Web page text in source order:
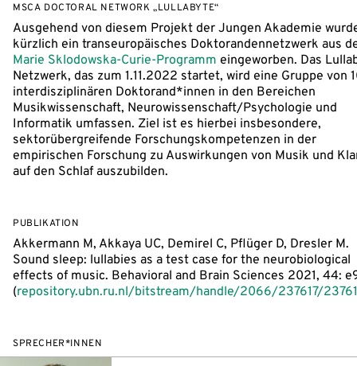
MSCA DOCTORAL NETWORK „LULLABYTE“
Ausgehend von diesem Projekt der Jungen Akademie
kürzlich ein transeuropäisches Doktorandennetzwerk aus
Marie Sklodowska-Curie-Programm eingeworben. Das
Netzwerk, das zum 1.11.2022 startet, wird eine Gruppe von
interdisziplinären Doktorand*innen in den Bereichen
Musikwissenschaft, Neurowissenschaft/Psychologie und
Informatik umfassen. Ziel ist es hierbei insbesondere,
sektorübergreifende Forschungskompetenzen in der
empirischen Forschung zu Auswirkungen von Musik und
auf den Schlaf auszubilden.
PUBLIKATION
Akkermann M, Akkaya UC, Demirel C, Pflüger D, Dresler M.
Sound sleep: lullabies as a test case for the neurobiological
effects of music. Behavioral and Brain Sciences 2021, 44:
(repository.ubn.ru.nl/bitstream/handle/2066/237617/
SPRECHER*INNEN